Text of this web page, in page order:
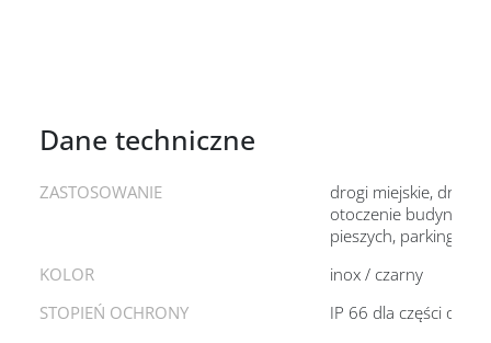
Dane techniczne
ZASTOSOWANIE drogi miejskie drogi
otoczenie budynków
pieszych parkingi
KOLOR
inox / czarny
STOPIEŃ OCHRONY
IP 66 dla części